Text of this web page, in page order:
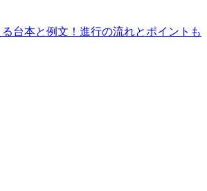
台本と例文！進行の流れとポイントも